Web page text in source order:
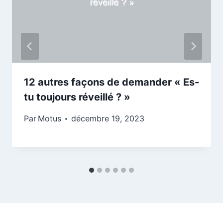
12 autres façons de demander « Es-
tu toujours réveillé ? »
Par Motus décembre 19, 2023